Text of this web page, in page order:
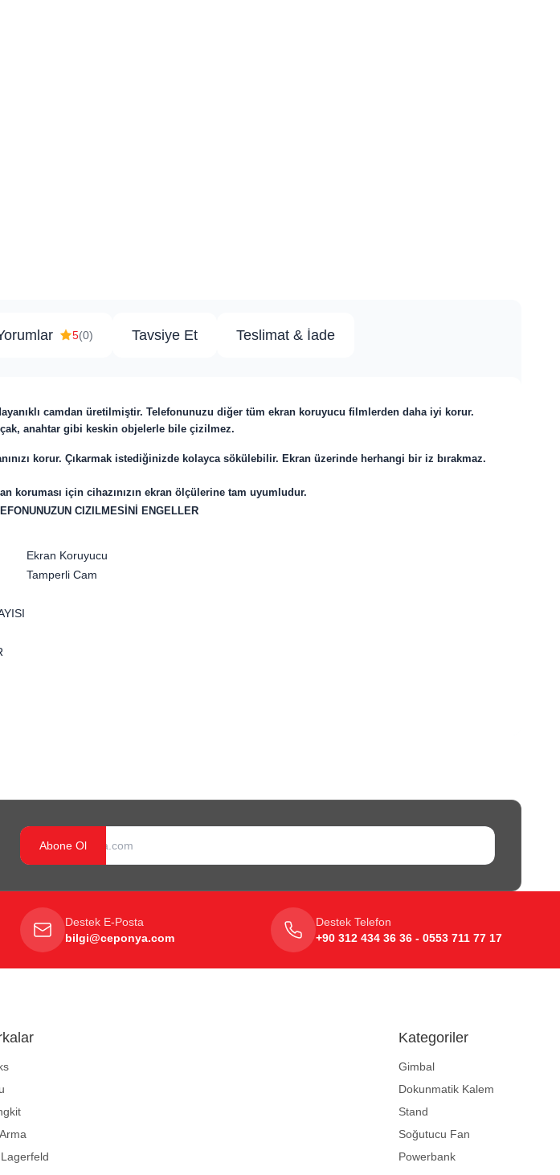
5(0) Tavsiye Et Teslimat & İade
camdan üretilmiştir. Telefonunuzu diğer tüm ekran koruyucu filmlerden daha iyi korur.
anahtar gibi keskin objelerle bile çizilmez.
korur. Çıkarmak istediğinizde kolayca sökülebilir. Ekran üzerinde herhangi bir iz bırakmaz.
koruması için cihazınızın ekran ölçülerine tam uyumludur.
CIZILMESİNİ ENGELLER
Ekran Koruyucu
Tamperli Cam
Abone Ol
Destek E-Posta
bilgi@ceponya.com
Destek Telefon
+90 312 434 36 36 - 0553 711 77 17
Kategoriler
Gimbal
Dokunmatik Kalem
Stand
Soğutucu Fan
Powerbank